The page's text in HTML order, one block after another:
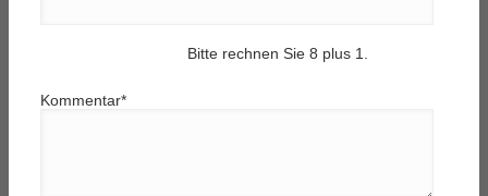
Bitte rechnen Sie 8 plus 1.
Kommentar*